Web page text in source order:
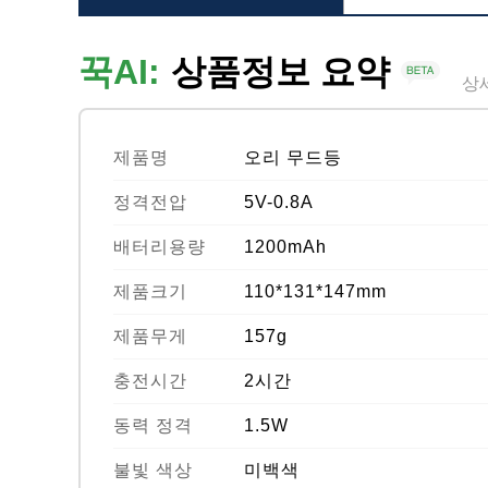
꾹AI: 상품정보 요약 상
제품명 오리 무드등
정격전압 5V-0.8A
배터리용량 1200mAh
제품크기 110*131*147mm
제품무게 157g
충전시간 2시간
동력 정격 1.5W
불빛 색상 미백색